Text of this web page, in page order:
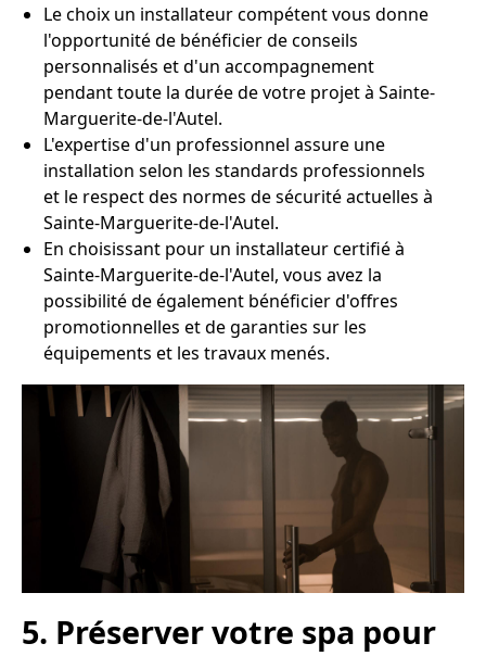
Le choix un installateur compétent vous donne
l'opportunité de bénéficier de conseils
personnalisés et d'un accompagnement
pendant toute la durée de votre projet à Sainte-
Marguerite-de-l'Autel.
L'expertise d'un professionnel assure une
installation selon les standards professionnels
et le respect des normes de sécurité actuelles à
Sainte-Marguerite-de-l'Autel.
En choisissant pour un installateur certifié à
Sainte-Marguerite-de-l'Autel, vous avez la
possibilité de également bénéficier d'offres
promotionnelles et de garanties sur les
équipements et les travaux menés.
5. Préserver votre spa pour